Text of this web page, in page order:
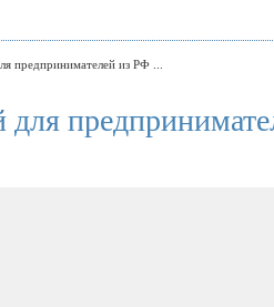
предпринимателей из РФ ...
для